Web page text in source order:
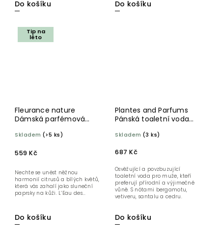
Do košíku Do košíku
Tip na
léto
Fleurance nature
Dámská parfémová
Agrumes - Fleurs
Skladem (>5 ks)
559 Kč
Do košíku
Nechte se unést něžnou
harmonií citrusů a bílých květů,
která vás zahalí jako sluneční
paprsky na kůži. L’Eau des...
Plantes and Parfums
Pánská toaletní voda
Skladem (3 ks)
687 Kč
Do košíku
Osvěžující a povzbuzující
toaletní voda pro muže, kteří
preferují přírodní a výjimečné
vůně. S nótami bergamotu,
vetiveru, santalu a cedru.